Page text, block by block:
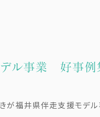
ル事業 好事例
が福井県伴走支援モデ